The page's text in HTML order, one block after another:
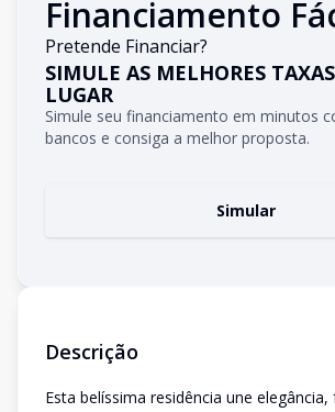
Financiamento
Pretende Financiar?
SIMULE AS MELHORES
LUGAR
Simule seu financiamento em minutos
bancos e consiga a melhor proposta.
Simular
Descrição
Esta belíssima residência une